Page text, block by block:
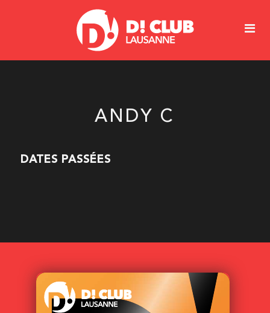
ANDY C
DATES PASSÉES